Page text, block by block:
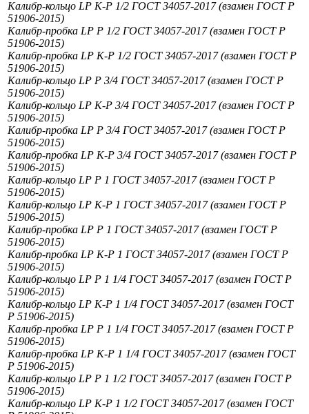
Калибр-кольцо LP К-Р 1/2 ГОСТ 34057-2017 (взамен ГОСТ Р
51906-2015)
Калибр-пробка LP Р 1/2 ГОСТ 34057-2017 (взамен ГОСТ Р
51906-2015)
Калибр-пробка LP К-Р 1/2 ГОСТ 34057-2017 (взамен ГОСТ Р
51906-2015)
Калибр-кольцо LP Р 3/4 ГОСТ 34057-2017 (взамен ГОСТ Р
51906-2015)
Калибр-кольцо LP К-Р 3/4 ГОСТ 34057-2017 (взамен ГОСТ Р
51906-2015)
Калибр-пробка LP Р 3/4 ГОСТ 34057-2017 (взамен ГОСТ Р
51906-2015)
Калибр-пробка LP К-Р 3/4 ГОСТ 34057-2017 (взамен ГОСТ Р
51906-2015)
Калибр-кольцо LP Р 1 ГОСТ 34057-2017 (взамен ГОСТ Р
51906-2015)
Калибр-кольцо LP К-Р 1 ГОСТ 34057-2017 (взамен ГОСТ Р
51906-2015)
Калибр-пробка LP Р 1 ГОСТ 34057-2017 (взамен ГОСТ Р
51906-2015)
Калибр-пробка LP К-Р 1 ГОСТ 34057-2017 (взамен ГОСТ Р
51906-2015)
Калибр-кольцо LP Р 1 1/4 ГОСТ 34057-2017 (взамен ГОСТ Р
51906-2015)
Калибр-кольцо LP К-Р 1 1/4 ГОСТ 34057-2017 (взамен ГОСТ
Р 51906-2015)
Калибр-пробка LP Р 1 1/4 ГОСТ 34057-2017 (взамен ГОСТ Р
51906-2015)
Калибр-пробка LP К-Р 1 1/4 ГОСТ 34057-2017 (взамен ГОСТ
Р 51906-2015)
Калибр-кольцо LP Р 1 1/2 ГОСТ 34057-2017 (взамен ГОСТ Р
51906-2015)
Калибр-кольцо LP К-Р 1 1/2 ГОСТ 34057-2017 (взамен ГОСТ